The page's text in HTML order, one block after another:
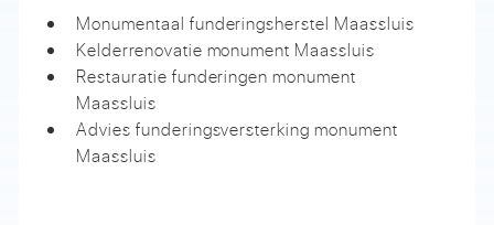
Monumentaal funderingsherstel Maassluis
Kelderrenovatie monument Maassluis
Restauratie funderingen monument
Maassluis
Advies funderingsversterking monument
Maassluis